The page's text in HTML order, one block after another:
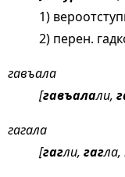
1)
2) перен.
гавъала
[гавъалали,
гагала
[гагли, гаг